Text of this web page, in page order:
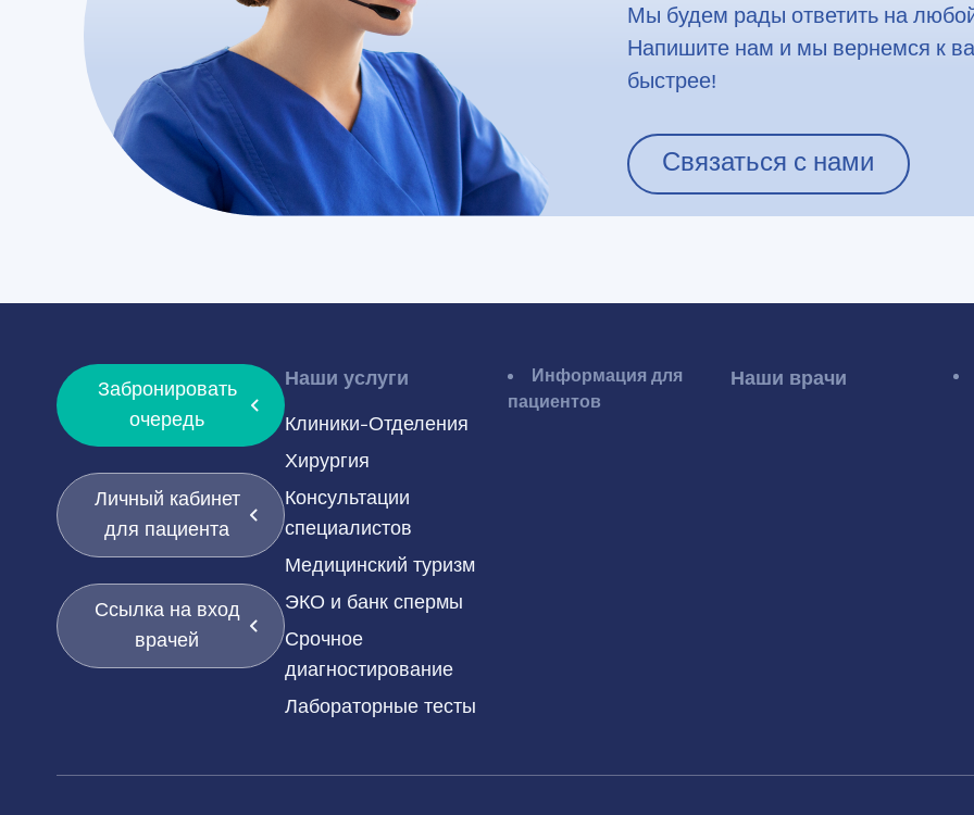
Мы будем рады ответить на
Напишите нам и мы вернемся к
быстрее!
Связаться с нами
Забронировать
очередь
Личный кабинет
для пациента
Ссылка на вход
врачей
Наши услуги
Клиники-Отделения
Хирургия
Консультации
специалистов
Медицинский туризм
ЭКО и банк спермы
Срочное
диагностирование
Лабораторные тесты
Информация для
пациентов
Наши врачи